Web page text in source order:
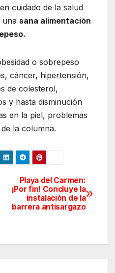
cuidado de la salud
una sana alimentación
o sobrepeso
cáncer, hipertensión,
de colesterol,
y hasta disminución
en la piel, problemas
la columna.
Playa del Carmen:
¡Por fin! Concluye la
instalación de la
barrera antisargazo